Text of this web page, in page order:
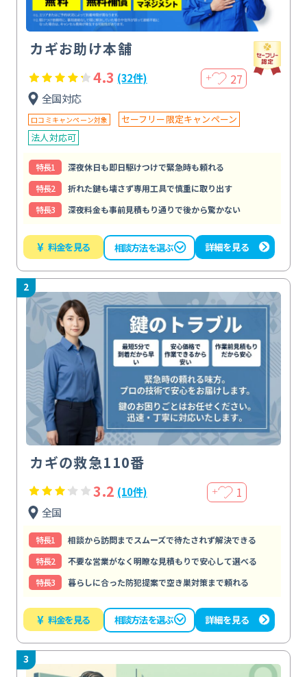
カギお助け本舗
4.3 (32件) ＋ 27
全国対応
口コミキャンペーン対象
セーフリー限定キャンペーン
法人対応可
特⻑1
深夜休日も即日駆けつけで緊急時も頼れる
特⻑2
折れた鍵も壊さず専用工具で慎重に取り出す
特⻑3
深夜料金も事前見積もり通りで後から驚かない
¥ 料金を見る 相談方法を選ぶ 詳細を見る
2
カギの救急110番
3.2 (10件) ＋ 1
全国
特⻑1
相談から訪問までスムーズで待たされず解決できる
特⻑2
不要な営業がなく明瞭な見積もりで安心して選べる
特⻑3
暮らしに合った防犯提案で空き巣対策まで頼れる
¥ 料金を見る 相談方法を選ぶ 詳細を見る
3